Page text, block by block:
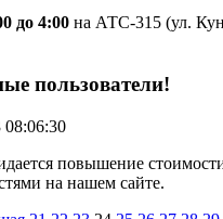
до 4:00 на АТС-315 (ул.
пользователи!
08:06:30
повышение
на нашем сайте.